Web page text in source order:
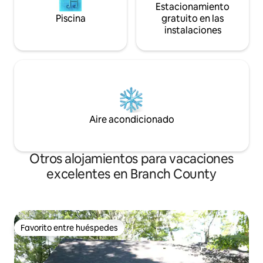
Piscina
Estacionamiento
gratuito en las
instalaciones
Aire acondicionado
Otros alojamientos para vacaciones
excelentes en Branch County
Favorito entre huéspedes
Favorito entre huéspedes